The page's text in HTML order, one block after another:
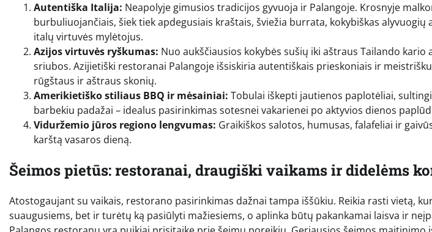
Autentiška Italija: Neapolyje gimusios tradicijos gyvuoja ir Palangoje. Krosnyje
burbuliuojančiais, šiek tiek apdegusiais kraštais, šviežia burrata, kokybiškas
italų virtuvės mylėtojus.
Azijos virtuvės ryškumas: Nuo aukščiausios kokybės sušių iki aštraus Tailando kario
sriubos. Azijietiški restoranai Palangoje išsiskiria autentiškais prieskoniais ir
rūgštaus ir aštraus skonių.
Amerikietiško stiliaus BBQ ir mėsainiai: Tobulai iškepti jautienos paplotėliai,
barbekiu padažai – idealus pasirinkimas sotesnei vakarienei po aktyvios dienos
Viduržemio jūros regiono lengvumas: Graikiškos salotos, humusas, falafeliai ir
karštą vasaros dieną.
Šeimos pietūs: restoranai, draugiški vaikams ir didelėms
Atostogaujant su vaikais, restorano pasirinkimas dažnai tampa iššūkiu. Reikia rasti vietą,
suaugusiems, bet ir turėtų ką pasiūlyti mažiesiems, o aplinka būtų pakankamai laisva ir